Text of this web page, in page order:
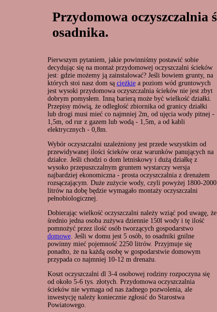
Przydomowa
osadnika.
Pierwszym pytaniem, jakie powinniśmy postawić sobie
decydując się na montaż przydomowej oczyszczalni ścieków
jest: gdzie możemy ją zainstalować? Jeśli bowiem grunty, na
których stoi nasz dom są ciężkiea poziom wód gruntowych
jest wysoki przydomowa oczyszczalnia ścieków nie jest zbyt
dobrym pomysłem. Inną barierą może być wielkość działki.
Przepisy mówią, że odległość zbiornika od granicy działki
lub drogi musi mieć co najmniej 2m, od ujęcia wody pitnej -
1,5m, od rur z gazem lub wodą - 1,5m, a od kabli
elektrycznych - 0,8m.
Wybór oczyszczalni uzależniony jest przede wszystkim od
przewidywanej ilości ścieków oraz warunków panujących na
działce. Jeśli chodzi o dom letniskowy i dużą działkę z
wysoko przepuszczalnym gruntem wystarczy wersja
najbardziej ekonomiczna - prosta oczyszczalnia z drenażem
rozsączającym. Duże zużycie wody, czyli powyżej 1800-2000
litrów na dobę będzie wymagało montaży oczyszczalni
pełnobiologicznej.
Dobierając wielkość oczyszczalni należy wziąć pod uwagę, że
średnio jedna osoba zużywa dziennie 150l wody i tę ilość
pomnożyć przez ilość osób tworzących gospodarstwo
domowe. Jeśli w domu jest 5 osób, to osadniki gnilne
powinny mieć pojemność 2250 litrów. Przyjmuje się
ponadto, że na każdą osobę w gospodarstwie domowym
przypada co najmniej 10-12 m drenażu.
Koszt oczyszczalni dl 3-4 osobowej rodziny rozpoczyna się
od około 5-6 tys. złotych. Przydomowa oczyszczalnia
ścieków nie wymaga od nas żadnego pozwolenia, ale
inwestycję należy koniecznie zgłosić do Starostwa
Powiatowego.